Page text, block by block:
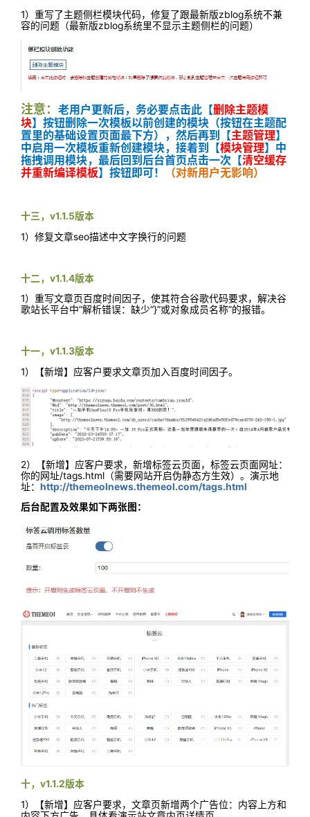
1）重写了主题侧栏模块代码，修复了跟最新版zblog系统不兼
容的问题（最新版zblog系统里不显示主题侧栏的问题）
注意： 老用户更新后，务必要点击此【删除主题模
块】按钮删除一次模板以前创建的模块（按钮在主题配
置里的基础设置页面最下方），然后再到【主题管理】
中启用一次模板重新创建模块，接着到【模块管理】中
拖拽调用模块，最后回到后台首页点击一次【清空缓存
并重新编译模板】按钮即可！ （对新用户无影响）
十三，v1.1.5版本
1）修复文章seo描述中文字换行的问题
十二，v1.1.4版本
1）重写文章页百度时间因子，使其符合谷歌代码要求，解决谷
歌站长平台中“解析错误：缺少“}”或对象成员名称”的报错。
十一，v1.1.3版本
1）【新增】应客户要求文章页加入百度时间因子。
2）【新增】应客户要求，新增标签云页面，标签云页面网址：
你的网址/tags.html（需要网站开启伪静态方生效）。演示地
址： http://themeolnews.themeol.com/tags.html
后台配置及效果如下两张图：
十，v1.1.2版本
1）【新增】应客户要求，文章页新增两个广告位：内容上方和